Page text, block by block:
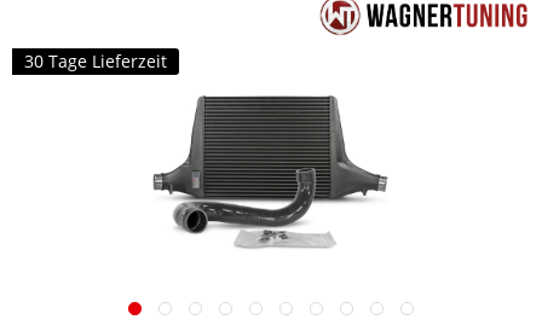
30 Tage Lieferzeit